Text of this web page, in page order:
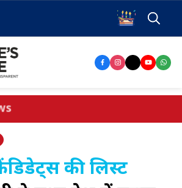
की लिस्ट